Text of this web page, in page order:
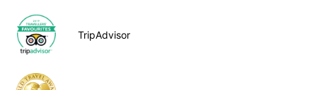
TripAdvisor